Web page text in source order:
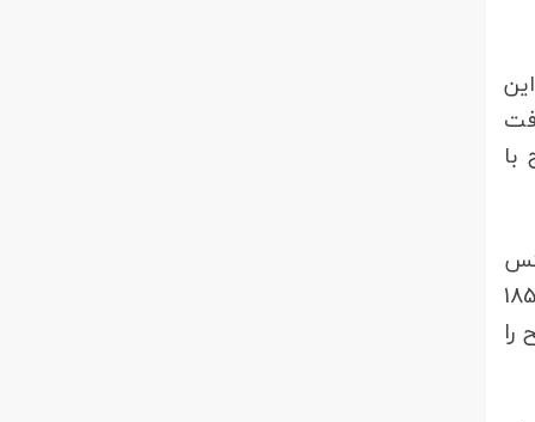
گرفت
ماهواره ای واید است و سطح زیادی را پوشش می دهد یک فریم TM دارای پوششی به ابعاد 185 کیلومتر در 185
را